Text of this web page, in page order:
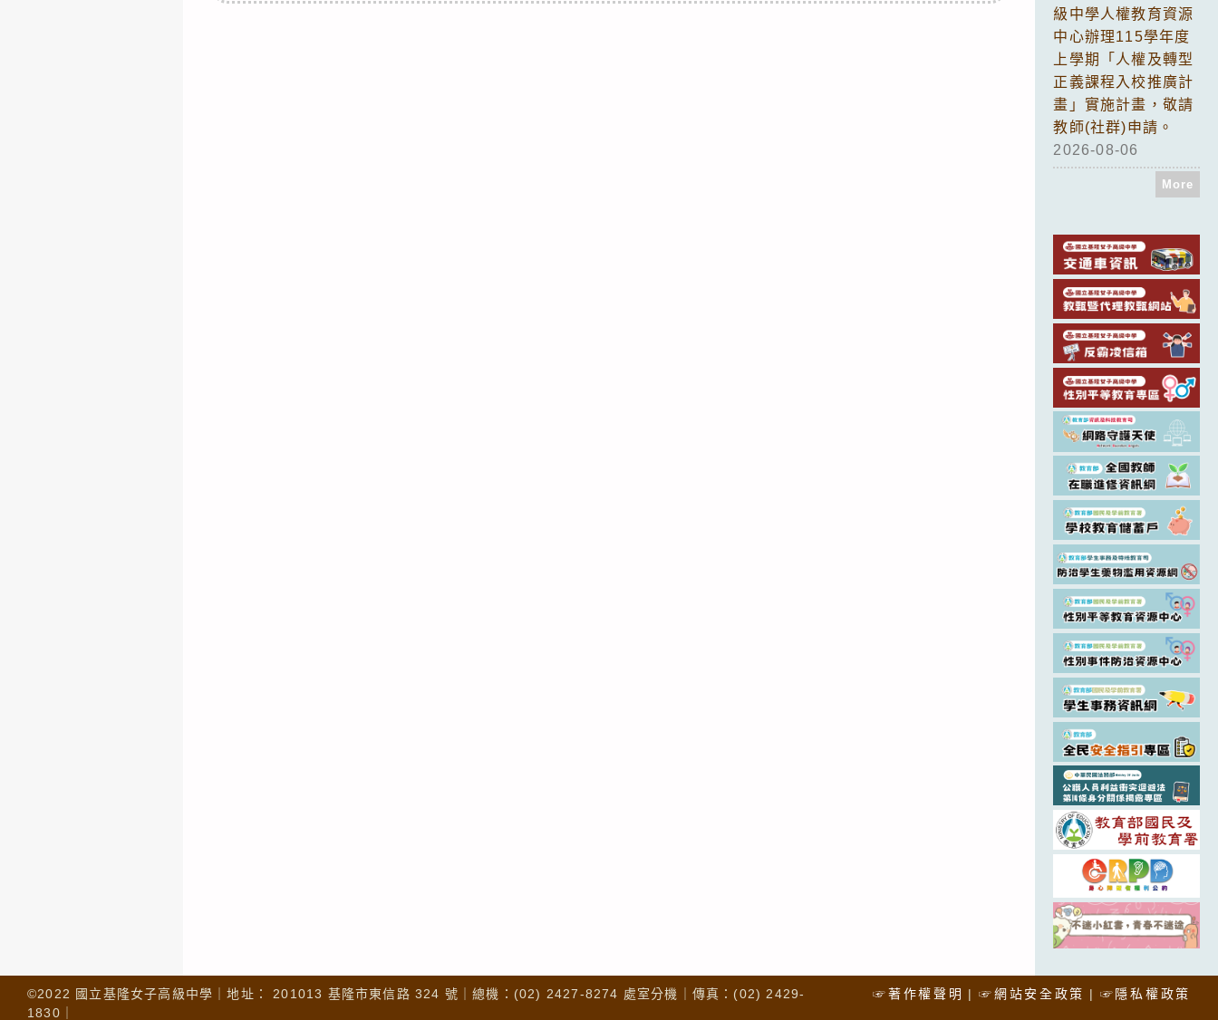
級中學人權教育資源
中心辦理115學年度
上學期「人權及轉型
正義課程入校推廣計
畫」實施計畫，敬請
教師(社群)申請。
2026-08-06
More
☞著作權聲明 ☞網站安全政策 ☞隱私權政策
©2022 國立基隆女子高級中學｜地址： 201013 基隆市東信路 324 號｜總機：(02) 2427-8274 處室分機｜傳真：(02) 2429-
1830｜